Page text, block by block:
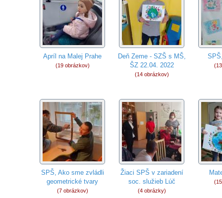
Apríl na Malej Prahe
(19 obrázkov)
Deň Zeme - SZŠ s MŠ,
ŠZ 22.04. 2022
(14 obrázkov)
SPŠ, Ako sme zvládli
geometrické tvary
(7 obrázkov)
Žiaci SPŠ v zariadení
soc. služieb Lúč
(4 obrázky)